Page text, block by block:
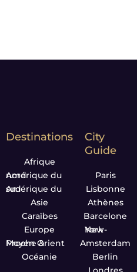
Destinations
Afrique
Amérique du nord
Amérique du sud
Asie
Caraïbes
Europe
Proche & Moyen Orient
Océanie
City
Guide
Paris
Lisbonne
Athènes
Barcelone
New-York
Amsterdam
Berlin